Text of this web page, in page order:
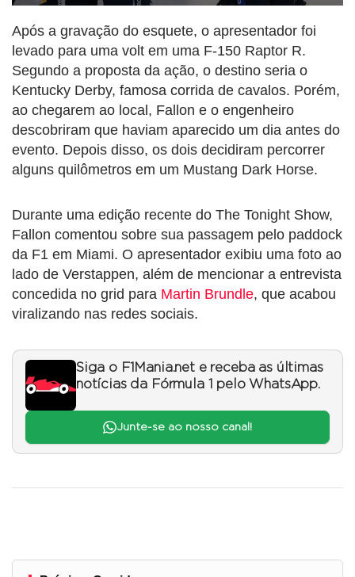
Após a gravação do esquete, o apresentador foi
levado para uma volt em uma F-150 Raptor R.
Segundo a proposta da ação, o destino seria o
Kentucky Derby, famosa corrida de cavalos. Porém,
ao chegarem ao local, Fallon e o engenheiro
descobriram que haviam aparecido um dia antes do
evento. Depois disso, os dois decidiram percorrer
alguns quilômetros em um Mustang Dark Horse.
Durante uma edição recente do The Tonight Show,
Fallon comentou sobre sua passagem pelo paddock
da F1 em Miami. O apresentador exibiu uma foto ao
lado de Verstappen, além de mencionar a entrevista
concedida no grid para Martin Brundle, que acabou
viralizando nas redes sociais.
Siga o F1Mania.net e receba as últimas
notícias da Fórmula 1 pelo WhatsApp.
Junte-se ao nosso canal!